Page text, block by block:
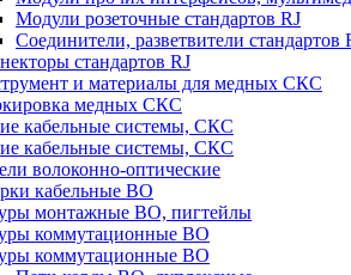
Модули розеточные стандартов RJ
Соединители, разветвители стандартов
стандартов RJ
и материалы для медных СКС
медных СКС
кабельные системы, СКС
кабельные системы, СКС
волоконно-оптические
кабельные ВО
монтажные ВО, пигтейлы
коммутационные ВО
коммутационные ВО